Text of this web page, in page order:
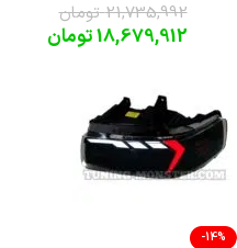
21,735,992 تومان
18,679,912تومان
-14%